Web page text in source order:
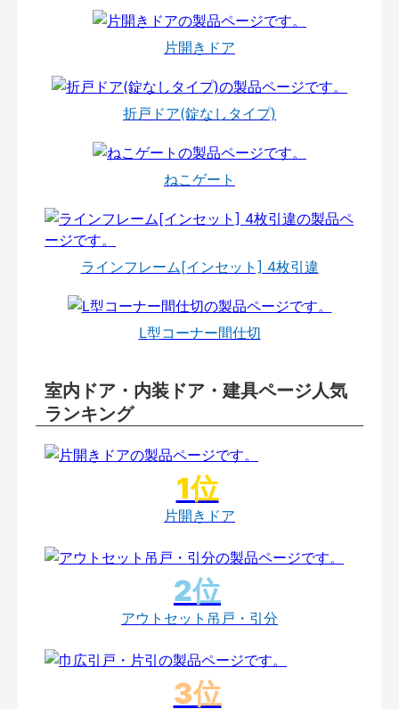
片開きドア
折戸ドア(錠なしタイプ)
ねこゲート
ラインフレーム[インセット] 4枚引違
L型コーナー間仕切
室内ドア・内装ドア・建具ページ人気
ランキング
片開きドア
アウトセット吊戸・引分